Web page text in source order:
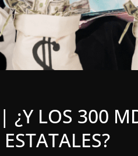
¿Y LOS 300
2026